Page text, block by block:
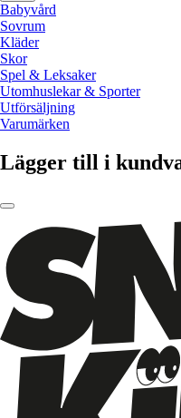
Babyvård
Sovrum
Kläder
Skor
Spel & Leksaker
Utomhuslekar & Sporter
Utförsäljning
Varumärken
Lägger till i